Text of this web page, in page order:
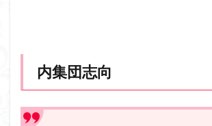
内集団志向